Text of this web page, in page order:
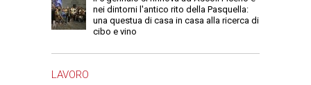
nei dintorni l'antico rito della Pasquella:
una questua di casa in casa alla ricerca di
cibo e vino
LAVORO